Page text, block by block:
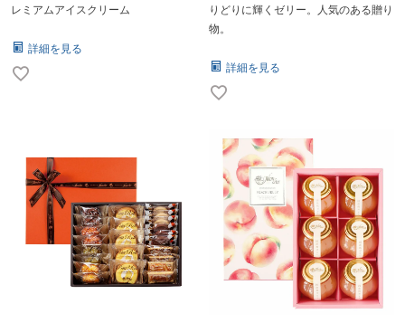
レミアムアイスクリーム
詳細を見る
りどりに輝くゼリー。人気のある贈り
物。
詳細を見る